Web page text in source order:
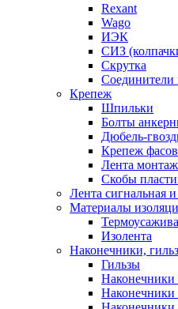
Rexant
Wago
ИЭК
СИЗ
Скрутка
Крепеж
Шпильки
Болты
Дюбель-
Крепеж
Лента
Скобы
Лента сигнальная
Материалы
Изолента
Наконечники,
Гильзы